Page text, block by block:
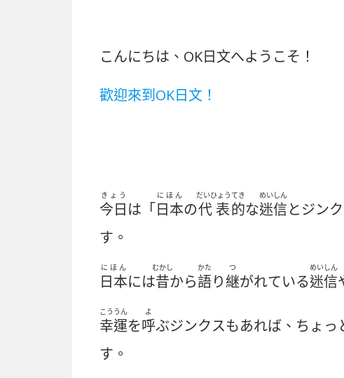
こんにちは、OK日文へようこそ！
歡迎來到OK日文！
今日
きょう
は「日本
にほん
の代表
だいひょう
的
てき
な迷信
めいしん
とジン
す。
日本
にほん
には昔
むかし
から語
かた
り継
つ
がれている迷信
めいしん
幸運
こううん
を呼
よ
ぶジンクスもあれば、ちょ
す。